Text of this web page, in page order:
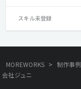
スキル未登録
MOREWORKS > 制作事例
会社ジュニ